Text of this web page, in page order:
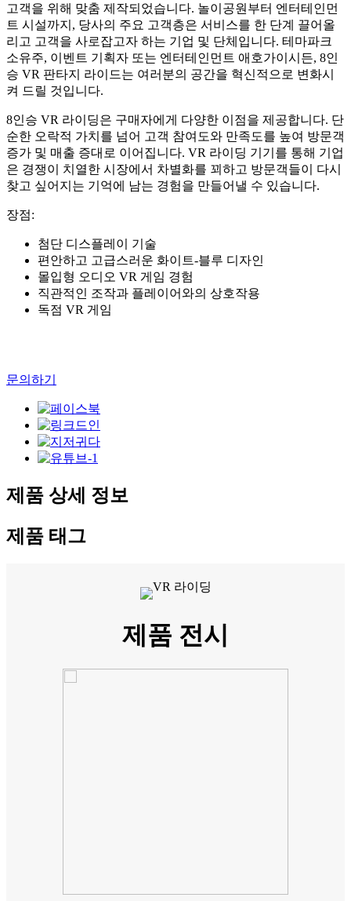
고객을 위해 맞춤 제작되었습니다. 놀이공원부터 엔터테인먼
트 시설까지, 당사의 주요 고객층은 서비스를 한 단계 끌어올
리고 고객을 사로잡고자 하는 기업 및 단체입니다. 테마파크
소유주, 이벤트 기획자 또는 엔터테인먼트 애호가이시든, 8인
승 VR 판타지 라이드는 여러분의 공간을 혁신적으로 변화시
켜 드릴 것입니다.
8인승 VR 라이딩은 구매자에게 다양한 이점을 제공합니다. 단
순한 오락적 가치를 넘어 고객 참여도와 만족도를 높여 방문객
증가 및 매출 증대로 이어집니다. VR 라이딩 기기를 통해 기업
은 경쟁이 치열한 시장에서 차별화를 꾀하고 방문객들이 다시
찾고 싶어지는 기억에 남는 경험을 만들어낼 수 있습니다.
장점:
첨단 디스플레이 기술
편안하고 고급스러운 화이트-블루 디자인
몰입형 오디오 VR 게임 경험
직관적인 조작과 플레이어와의 상호작용
독점 VR 게임
문의하기
제품 상세 정보
제품 태그
제품 전시